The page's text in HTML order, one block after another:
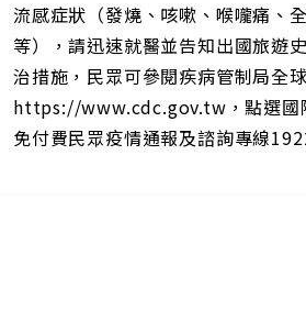
流感症狀（發燒、咳嗽、喉嚨痛、
等），請迅速就醫並告知出國旅遊
治措施，民眾可參閱疾病管制局全
https://www.cdc.gov.tw，點選國
免付費民眾疫情通報及諮詢專線